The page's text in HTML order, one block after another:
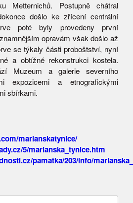
Metternichů. Postupně chátral
došlo ke zřícení centrální
poté byly provedeny první
opravám však došlo až
se týkaly části proboštství, nyní
a obtížné rekonstrukci kostela.
Muzeum a galerie severního
expozicemi a etnografickými
sbírkami.
marianskatynice/
5/marianska_tynice.htm
pamatka/203/info/